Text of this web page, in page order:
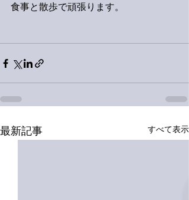
食事と散歩で頑張ります。
最新記事 すべて表示